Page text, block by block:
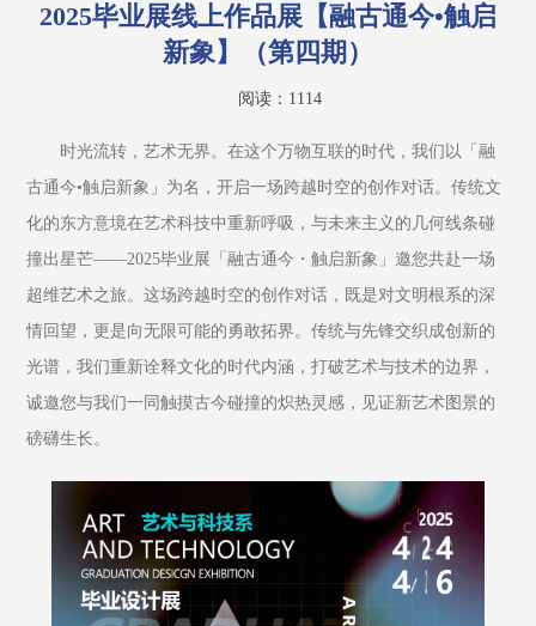
2025毕业展线上作品展【融古通今•触启
新象】（第四期）
阅读： 1114
时光流转，艺术无界。在这个万物互联的时代，我们以「融
古通今•触启新象」为名，开启一场跨越时空的创作对话。传统文
化的东方意境在艺术科技中重新呼吸，与未来主义的几何线条碰
撞出星芒——2025毕业展「融古通今・触启新象」邀您共赴一场
超维艺术之旅。这场跨越时空的创作对话，既是对文明根系的深
情回望，更是向无限可能的勇敢拓界。传统与先锋交织成创新的
光谱，我们重新诠释文化的时代内涵，打破艺术与技术的边界，
诚邀您与我们一同触摸古今碰撞的炽热灵感，见证新艺术图景的
磅礴生长。